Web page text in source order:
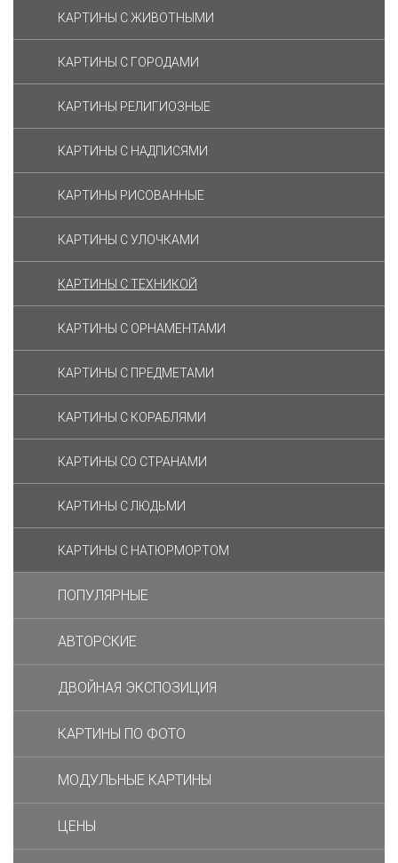
КАРТИНЫ С ЖИВОТНЫМИ
КАРТИНЫ С ГОРОДАМИ
КАРТИНЫ РЕЛИГИОЗНЫЕ
КАРТИНЫ С НАДПИСЯМИ
КАРТИНЫ РИСОВАННЫЕ
КАРТИНЫ С УЛОЧКАМИ
КАРТИНЫ C ТЕХНИКОЙ
КАРТИНЫ С ОРНАМЕНТАМИ
КАРТИНЫ С ПРЕДМЕТАМИ
КАРТИНЫ С КОРАБЛЯМИ
КАРТИНЫ СО СТРАНАМИ
КАРТИНЫ С ЛЮДЬМИ
КАРТИНЫ С НАТЮРМОРТОМ
ПОПУЛЯРНЫЕ
АВТОРСКИЕ
ДВОЙНАЯ ЭКСПОЗИЦИЯ
КАРТИНЫ ПО ФОТО
МОДУЛЬНЫЕ КАРТИНЫ
ЦЕНЫ